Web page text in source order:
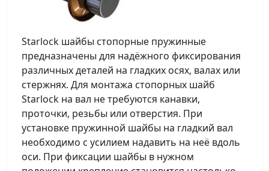
Starlock шайбы стопорные пружинные
предназначены для надёжного фиксирования
различных деталей на гладких осях, валах или
стержнях. Для монтажа стопорных шайб
Starlock на вал не требуются канавки,
проточки, резьбы или отверстия. При
установке пружинной шайбы на гладкий вал
необходимо с усилием надавить на неё вдоль
оси. При фиксации шайбы в нужном